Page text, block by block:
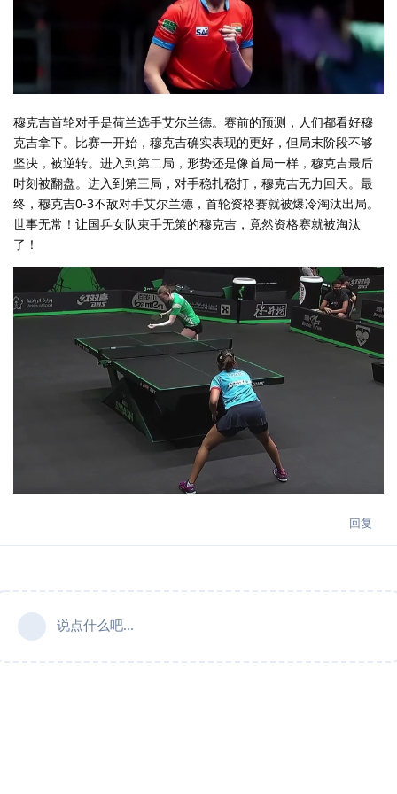
穆克吉首轮对手是荷兰选手艾尔兰德。赛前的预测，人们都看好穆
克吉拿下。比赛一开始，穆克吉确实表现的更好，但局末阶段不够
坚决，被逆转。进入到第二局，形势还是像首局一样，穆克吉最后
时刻被翻盘。进入到第三局，对手稳扎稳打，穆克吉无力回天。最
终，穆克吉0-3不敌对手艾尔兰德，首轮资格赛就被爆冷淘汰出局。
世事无常！让国乒女队束手无策的穆克吉，竟然资格赛就被淘汰
了！
回复
说点什么吧...